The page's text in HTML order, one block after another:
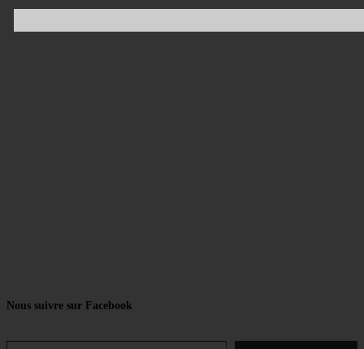
Nous suivre sur Facebook
Saisissez votre adresse e-mail…